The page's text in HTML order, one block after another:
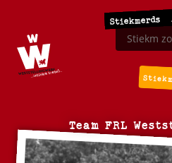
Stiekmerds
Team FRL